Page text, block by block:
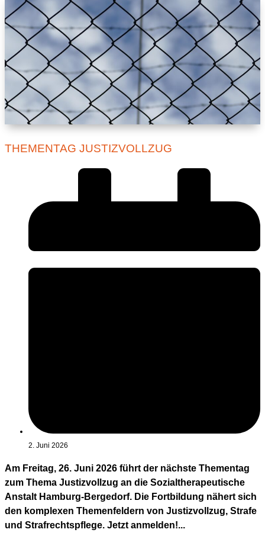
THEMENTAG JUSTIZVOLLZUG
2. Juni 2026
Am Freitag, 26. Juni 2026 führt der nächste Thementag
zum Thema Justizvollzug an die Sozialtherapeutische
Anstalt Hamburg-Bergedorf. Die Fortbildung nähert sich
den komplexen Themenfeldern von Justizvollzug, Strafe
und Strafrechtspflege. Jetzt anmelden!...